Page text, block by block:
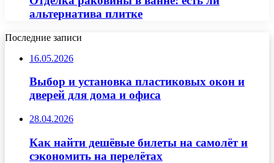
альтернатива плитке
Последние записи
16.05.2026
Выбор и установка пластиковых окон и
дверей для дома и офиса
28.04.2026
Как найти дешёвые билеты на самолёт и
сэкономить на перелётах